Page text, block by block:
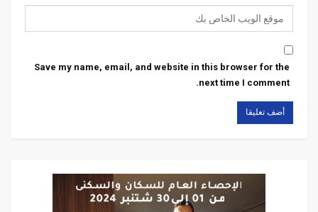
Save my name, email, and website in this browser for the
next time I comment.